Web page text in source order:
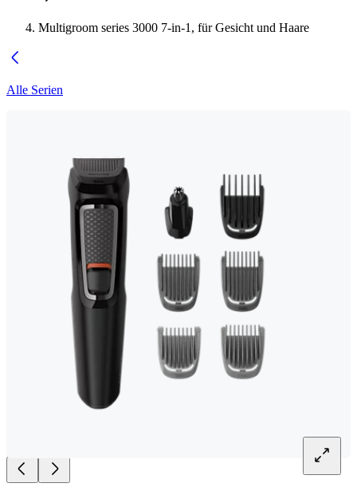
Multigroom series 3000 7-in-1, für Gesicht und Haare
Alle Serien